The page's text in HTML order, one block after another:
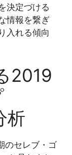
決定づける
情報を繋ぎ
入れる傾向
2019
析
のセレブ・ゴ